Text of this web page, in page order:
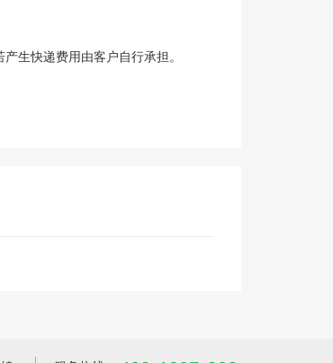
生快递费用由客户自行承担。